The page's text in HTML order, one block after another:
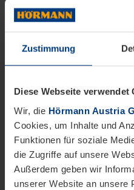
Zustimmung
Diese Webseite verwendet
Wir, die Hörmann Austria
Cookies, um Inhalte und
Funktionen für soziale
die Zugriffe auf unsere
Außerdem geben wir
unserer Website an unsere